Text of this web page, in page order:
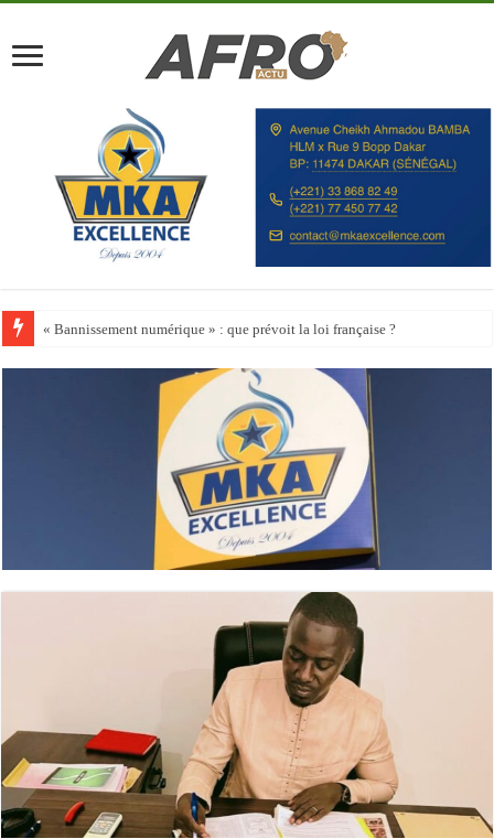
Happy City Index 2026 : aucune ville africaine parmi les 200 premières